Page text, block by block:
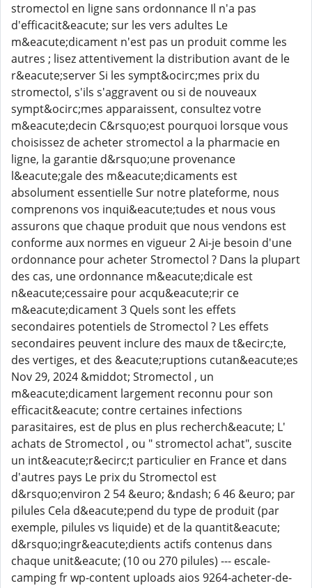
stromectol en ligne sans ordonnance Il n'a pas
d'efficacit&eacute; sur les vers adultes Le
m&eacute;dicament n'est pas un produit comme les
autres ; lisez attentivement la distribution avant de le
r&eacute;server Si les sympt&ocirc;mes prix du
stromectol, s'ils s'aggravent ou si de nouveaux
sympt&ocirc;mes apparaissent, consultez votre
m&eacute;decin C&rsquo;est pourquoi lorsque vous
choisissez de acheter stromectol a la pharmacie en
ligne, la garantie d&rsquo;une provenance
l&eacute;gale des m&eacute;dicaments est
absolument essentielle Sur notre plateforme, nous
comprenons vos inqui&eacute;tudes et nous vous
assurons que chaque produit que nous vendons est
conforme aux normes en vigueur 2 Ai-je besoin d'une
ordonnance pour acheter Stromectol ? Dans la plupart
des cas, une ordonnance m&eacute;dicale est
n&eacute;cessaire pour acqu&eacute;rir ce
m&eacute;dicament 3 Quels sont les effets
secondaires potentiels de Stromectol ? Les effets
secondaires peuvent inclure des maux de t&ecirc;te,
des vertiges, et des &eacute;ruptions cutan&eacute;es
Nov 29, 2024 &middot; Stromectol , un
m&eacute;dicament largement reconnu pour son
efficacit&eacute; contre certaines infections
parasitaires, est de plus en plus recherch&eacute; L'
achats de Stromectol , ou " stromectol achat", suscite
un int&eacute;r&ecirc;t particulier en France et dans
d'autres pays Le prix du Stromectol est
d&rsquo;environ 2 54 &euro; &ndash; 6 46 &euro; par
pilules Cela d&eacute;pend du type de produit (par
exemple, pilules vs liquide) et de la quantit&eacute;
d&rsquo;ingr&eacute;dients actifs contenus dans
chaque unit&eacute; (10 ou 270 pilules) --- escale-
camping fr wp-content uploads aios 9264-acheter-de-